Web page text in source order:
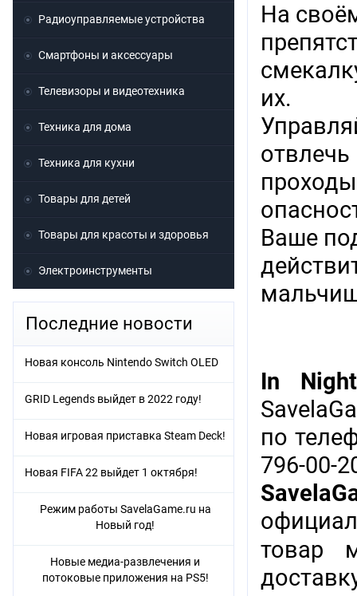
На
их.
Ваше
In
по
796-00-
товар
Радиоуправляемые устройства
Смартфоны и аксессуары
Телевизоры и видеотехника
Техника для дома
Техника для кухни
Товары для детей
Товары для красоты и здоровья
Электроинструменты
Последние новости
Новая консоль Nintendo Switch OLED
GRID Legends выйдет в 2022 году!
Новая игровая приставка Steam Deck!
Новая FIFA 22 выйдет 1 октября!
Режим работы SavelaGame.ru на
Новый год!
Новые медиа-развлечения и
потоковые приложения на PS5!